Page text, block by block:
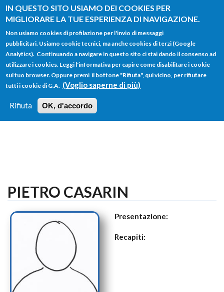
IN QUESTO SITO USIAMO DEI COOKIES PER
MIGLIORARE LA TUE ESPERIENZA DI NAVIGAZIONE.
Non usiamo cookies di profilazione per l'invio di messaggi
pubblicitari. Usiamo cookie tecnici, ma anche cookies di terzi (Google
Analytics). Continuando a navigare in questo sito ci stai dando il consenso ad
utilizzare i cookies. Leggi l'informativa per capire come disabilitare i cookie
sul tuo browser. Oppure premi il bottone "Rifiuta", qui vicino, per rifiutare
tutti i cookie di G.A. (Voglio saperne di più)
Rifiuta OK, d'accordo
Salta al contenuto principale
FORM
DI
RICERCA
Main menu
HOME TUTTI I PROFILI
LOGIN
PIETRO CASARIN
Presentazione:
Recapiti: